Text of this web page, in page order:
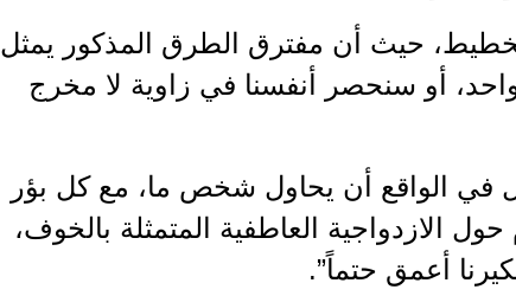
حيث أن مفترق الطرق المذكور يمثل
واحد، أو سنحصر أنفسنا في زاوية لا مخرج
في الواقع أن يحاول شخص ما، مع كل بؤر
الازدواجية العاطفية المتمثلة بالخوف،
أعمق حتماً”.